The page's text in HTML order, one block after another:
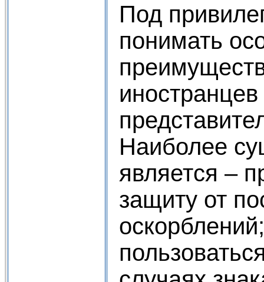
Под
понимать
иностранцев
Наиболее
является –
защиту от